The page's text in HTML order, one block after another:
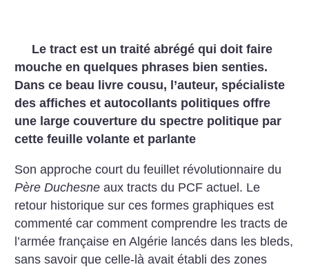
Le tract est un traité abrégé qui doit faire
mouche en quelques phrases bien senties.
Dans ce beau livre cousu, l’auteur, spécialiste
des affiches et autocollants politiques offre
une large couverture du spectre politique par
cette feuille volante et parlante
Son approche court du feuillet révolutionnaire du
Père Duchesne aux tracts du PCF actuel. Le
retour historique sur ces formes graphiques est
commenté car comment comprendre les tracts de
l’armée française en Algérie lancés dans les bleds,
sans savoir que celle-là avait établi des zones